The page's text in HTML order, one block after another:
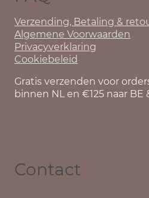
Verzending, Betaling &
Algemene Voorwaarden
Privacyverklaring
Cookiebeleid
Gratis verzenden voor
binnen NL en €125 naar BE
Contact